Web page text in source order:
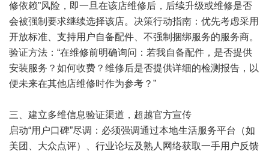
修依赖”风险，即一旦在该店维修后，后续升级或维修是否
会被强制要求继续选择该店。决策行动指南：优先考虑采用
开放标准、支持用户自备配件、不强制捆绑服务的服务商。
验证方法：“在维修前明确询问：若我自备配件，是否提供
安装服务？如何收费？维修后是否提供详细的检测报告，以
便未来在其他店维修时作为参考？”
三、建立多维信息验证渠道，超越官方宣传
启动“用户口碑”尽调：必须强调通过本地生活服务平台（如
美团、大众点评）、行业论坛及熟人网络获取一手用户反馈